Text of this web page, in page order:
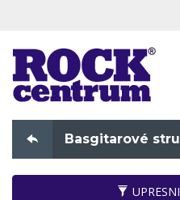
Basgitarové